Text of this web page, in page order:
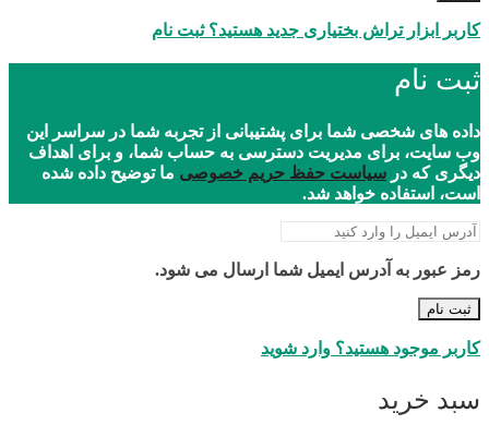
کاربر ابزار تراش بختیاری جدید هستید؟ ثبت نام
ثبت نام
داده های شخصی شما برای پشتیبانی از تجربه شما در سراسر این
وب سایت، برای مدیریت دسترسی به حساب شما، و برای اهداف
دیگری که در سیاست حفظ حریم خصوصی ما توضیح داده شده
است، استفاده خواهد شد.
رمز عبور به آدرس ایمیل شما ارسال می شود.
ثبت نام
کاربر موجود هستید؟ وارد شوید
سبد خرید